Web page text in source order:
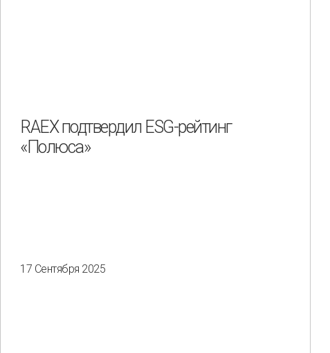
RAEX подтвердил ESG-рейтинг
«Полюса»
17 Сентября 2025